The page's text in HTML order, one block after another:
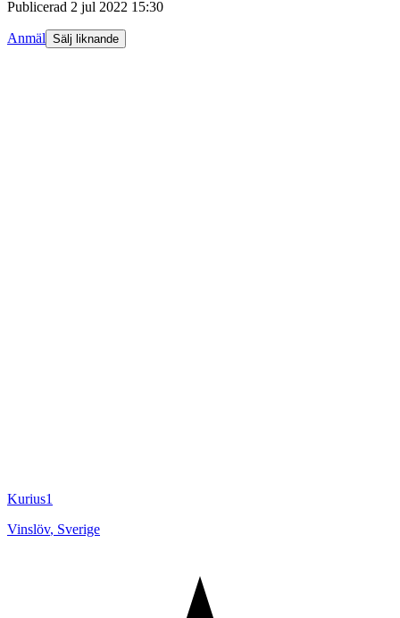
Publicerad 2 jul 2022 15:30
Anmäl Sälj liknande
Kurius1
Vinslöv, Sverige